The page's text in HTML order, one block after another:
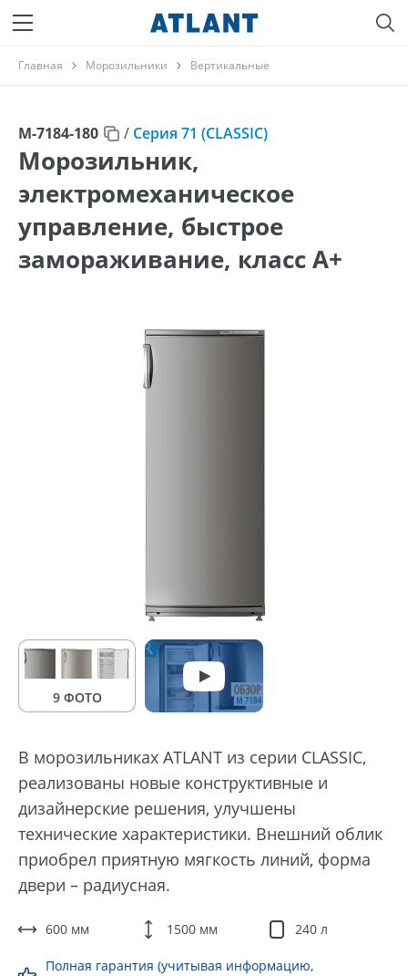
Главная Морозильники Вертикальные
М-7184-180 / Серия 71 (CLASSIC)
Морозильник,
электромеханическое
управление, быстрое
замораживание, класс A+
9 ФОТО
В морозильниках ATLANT из серии CLASSIC,
реализованы новые конструктивные и
дизайнерские решения, улучшены
технические характеристики. Внешний облик
приобрел приятную мягкость линий, форма
двери – радиусная.
600 мм 1500 мм 240 л
Полная гарантия (учитывая информацию,